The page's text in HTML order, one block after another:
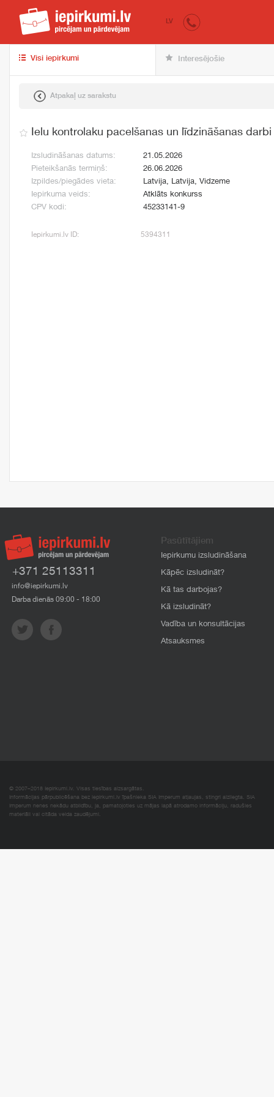
iepirkumi.lv
LV
Visi iepirkumi Interesējošie
Atpakaļ uz sarakstu
Ielu kontrolaku pacelšanas un līdzināšanas darbi
Izsludināšanas datums:
21.05.2026
Pieteikšanās termiņš:
26.06.2026
Izpildes/piegādes vieta:
Latvija, Latvija, Vidzeme
Iepirkuma veids:
Atklāts konkurss
CPV kodi:
45233141-9
Iepirkumi.lv ID: 5394311
+371 25113311
info@iepirkumi.lv
Darba dienās 09:00 - 18:00
Pasūtītājiem
Iepirkumu izsludināšana
Kāpēc izsludināt?
Kā tas darbojas?
Kā izsludināt?
Vadība un konsultācijas
Atsauksmes
© 2007–2018 Iepirkumi.lv. Visas tiesības aizsargātas.
Informācijas pārpublicēšana bez iepirkumi.lv īpašnieka SIA Imperum atļaujas, stingri aizliegta. SIA
Imperum nenes nekādu atbildību, ja, pamatojoties uz mājas lapā atrodamo informāciju, radušies
materiāli vai citāda veida zaudējumi.